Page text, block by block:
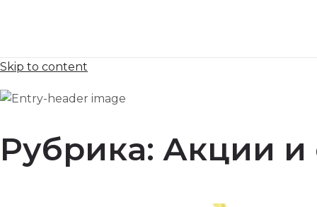
Skip to content
Рубрика: Акции и